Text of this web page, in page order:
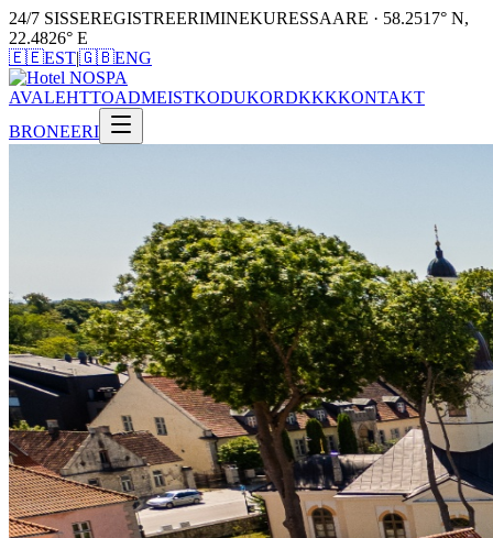
24/7 SISSEREGISTREERIMINEKURESSAARE · 58.2517° N,
22.4826° E
🇪🇪EST|🇬🇧ENG
AVALEHTTOADMEISTKODUKORDKKKKONTAKT
BRONEERI